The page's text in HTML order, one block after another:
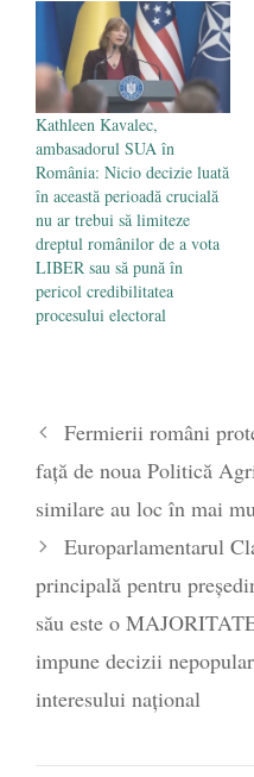
Kathleen Kavalec,
ambasadorul SUA în
România: Nicio decizie luată
în această perioadă crucială
nu ar trebui să limiteze
dreptul românilor de a vota
LIBER sau să pună în
pericol credibilitatea
procesului electoral
Fermierii români
față de noua Politică
similare au loc în mai
Europarlamentarul
principală pentru
său este o
impune decizii
interesului național